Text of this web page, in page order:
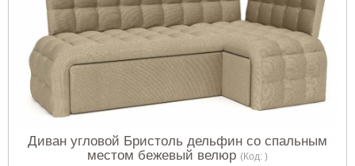
Диван угловой Бристоль дельфин со спальным
местом бежевый велюр (Код: )